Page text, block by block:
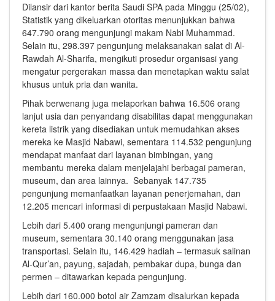
Dilansir dari kantor berita Saudi SPA pada Minggu (25/02),
Statistik yang dikeluarkan otoritas menunjukkan bahwa
647.790 orang mengunjungi makam Nabi Muhammad.
Selain itu, 298.397 pengunjung melaksanakan salat di Al-
Rawdah Al-Sharifa, mengikuti prosedur organisasi yang
mengatur pergerakan massa dan menetapkan waktu salat
khusus untuk pria dan wanita.
Pihak berwenang juga melaporkan bahwa 16.506 orang
lanjut usia dan penyandang disabilitas dapat menggunakan
kereta listrik yang disediakan untuk memudahkan akses
mereka ke Masjid Nabawi, sementara 114.532 pengunjung
mendapat manfaat dari layanan bimbingan, yang
membantu mereka dalam menjelajahi berbagai pameran,
museum, dan area lainnya. Sebanyak 147.735
pengunjung memanfaatkan layanan penerjemahan, dan
12.205 mencari informasi di perpustakaan Masjid Nabawi.
Lebih dari 5.400 orang mengunjungi pameran dan
museum, sementara 30.140 orang menggunakan jasa
transportasi. Selain itu, 146.429 hadiah – termasuk salinan
Al-Qur’an, payung, sajadah, pembakar dupa, bunga dan
permen – ditawarkan kepada pengunjung.
Lebih dari 160.000 botol air Zamzam disalurkan kepada